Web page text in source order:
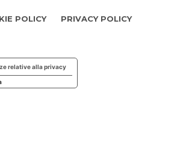
POLICY PRIVACY POLICY
relative alla privacy